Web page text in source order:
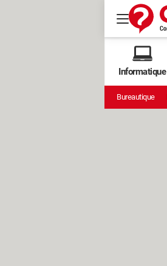
Informatique
Bureautique